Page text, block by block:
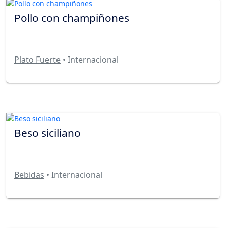
Pollo con champiñones
Plato Fuerte • Internacional
Beso siciliano
Bebidas • Internacional